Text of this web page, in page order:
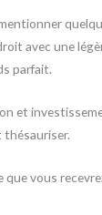
avec une
parfait.
et
thésauriser.
que vous